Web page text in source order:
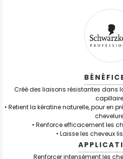
Créé des liaisons résistantes dans
capillaire
• Retient la kératine naturelle, pour en
• Renforce efficacement les
• Laisse les cheveux
Renforcer intensément les